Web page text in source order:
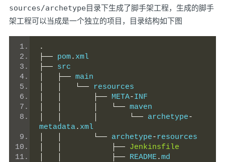
sources/archetype目录下生成了脚手架工程，生成的脚手
架工程可以当成是一个独立的项目，目录结构如下图
.
├── pom. xml
├── src
├── main
└── resources
├── META-INF
└── maven
└── archetype-
metadata. xml
└── archetype-resources
├── Jenkinsfile
├── README.md